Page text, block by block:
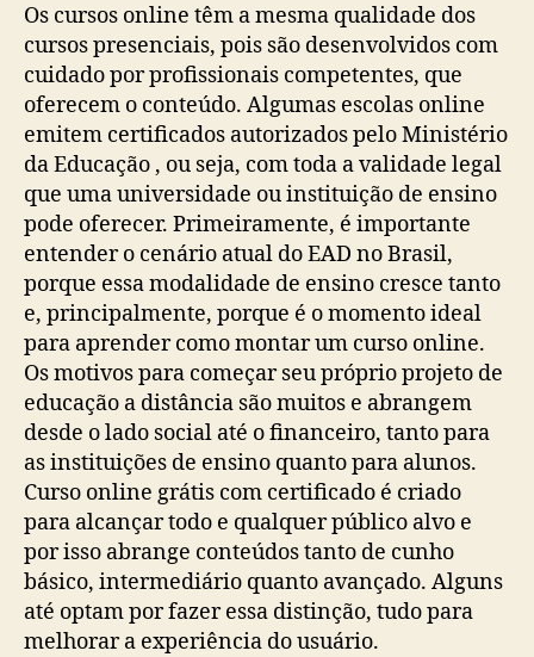
Os cursos online têm a mesma qualidade dos
cursos presenciais, pois são desenvolvidos com
cuidado por profissionais competentes, que
oferecem o conteúdo. Algumas escolas online
emitem certificados autorizados pelo Ministério
da Educação , ou seja, com toda a validade legal
que uma universidade ou instituição de ensino
pode oferecer. Primeiramente, é importante
entender o cenário atual do EAD no Brasil,
porque essa modalidade de ensino cresce tanto
e, principalmente, porque é o momento ideal
para aprender como montar um curso online.
Os motivos para começar seu próprio projeto de
educação a distância são muitos e abrangem
desde o lado social até o financeiro, tanto para
as instituições de ensino quanto para alunos.
Curso online grátis com certificado é criado
para alcançar todo e qualquer público alvo e
por isso abrange conteúdos tanto de cunho
básico, intermediário quanto avançado. Alguns
até optam por fazer essa distinção, tudo para
melhorar a experiência do usuário.